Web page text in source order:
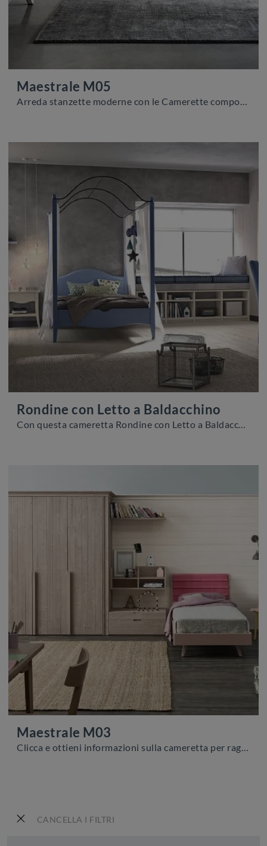
CANCELLA I FILTRI
Maestrale M05
Arreda stanzette moderne con le Camerette componibili Scandola! Il modello Maestrale M05 in legno è per ragazzi.
Rondine con Letto a Baldacchino
Con questa cameretta Rondine con Letto a Baldacchino Scandola, tra le soluzioni componibili, potrai arredare stanze classiche per ragazzi.
Maestrale M03
Clicca e ottieni informazioni sulla cameretta per ragazzi Maestrale M03! Le Camerette componibili Scandola ti aspettano.